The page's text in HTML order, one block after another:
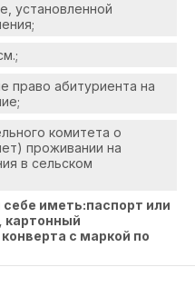
установленной
абитуриента на
комитета о
проживании на
в сельском
иметь:паспорт или
картонный
с маркой по